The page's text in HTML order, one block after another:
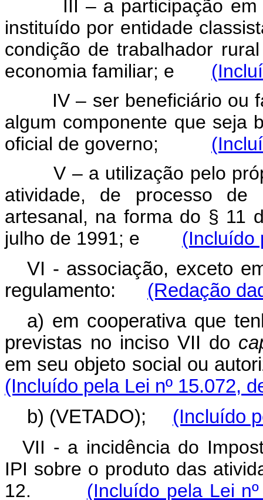
III – a participação em
instituído por entidade
condição de trabalhador
economia familiar; e
IV – ser beneficiário ou
algum componente que seja
oficial de governo;
V – a utilização pelo
atividade, de processo de
artesanal, na forma do § 11
julho de 1991; e (Incluído
VI - associação, exceto
regulamento: (Redação
a) em cooperativa que
previstas no inciso VII do
em seu objeto social ou
(Incluído pela Lei nº 15.072,
b) (VETADO); (Incluído
VII - a incidência do
IPI sobre o produto das
12. (Incluído pela Lei